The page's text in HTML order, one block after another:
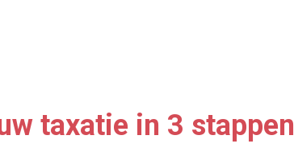
taxatie in 3 stappen